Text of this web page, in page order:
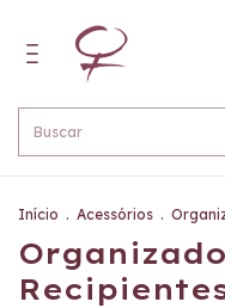
Início . Acessórios .